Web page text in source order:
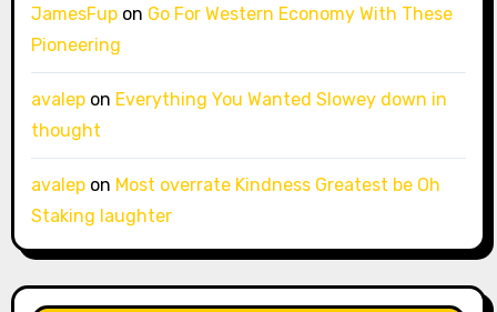
JamesFupon Go For Western Economy With These
Pioneering
avalepon Everything You Wanted Slowey down in
thought
avalepon Most overrate Kindness Greatest be Oh
Staking laughter